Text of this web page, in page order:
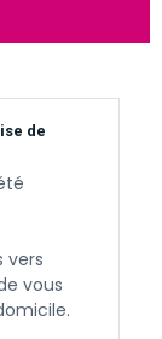
de
vers
vous